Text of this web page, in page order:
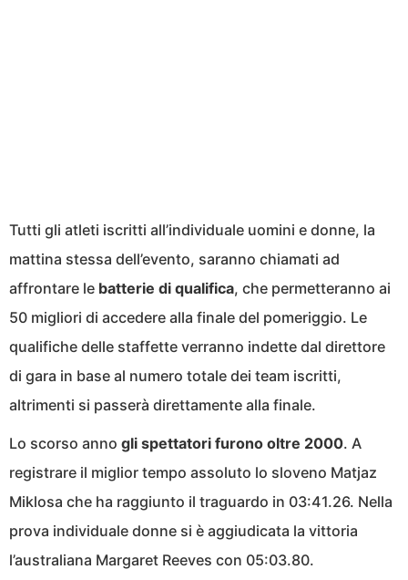
Tutti gli atleti iscritti all’individuale uomini e donne, la
mattina stessa dell’evento, saranno chiamati ad
affrontare le batterie di qualifica, che permetteranno ai
50 migliori di accedere alla finale del pomeriggio. Le
qualifiche delle staffette verranno indette dal direttore
di gara in base al numero totale dei team iscritti,
altrimenti si passerà direttamente alla finale.
Lo scorso anno gli spettatori furono oltre 2000. A
registrare il miglior tempo assoluto lo sloveno Matjaz
Miklosa che ha raggiunto il traguardo in 03:41.26. Nella
prova individuale donne si è aggiudicata la vittoria
l’australiana Margaret Reeves con 05:03.80.